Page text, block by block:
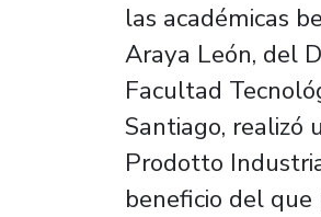
las académicas
Araya León, del
Facultad
Santiago, realizó
Prodotto
beneficio del